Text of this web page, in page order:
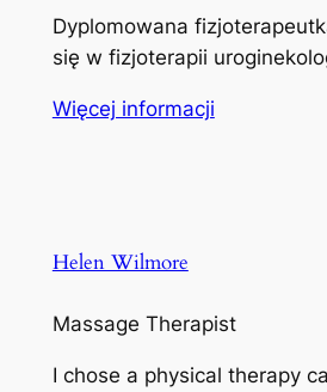
Dyplomowana
się w fizjoterapii
Więcej informacji
Helen Wilmore
Massage Therapist
I chose a physical therapy